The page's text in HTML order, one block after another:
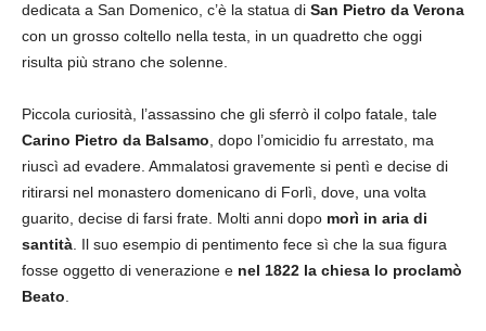
dedicata a San Domenico, c’è la statua di San Pietro da Verona
con un grosso coltello nella testa, in un quadretto che oggi
risulta più strano che solenne.
Piccola curiosità, l’assassino che gli sferrò il colpo fatale, tale
Carino Pietro da Balsamo , dopo l’omicidio fu arrestato, ma
riuscì ad evadere. Ammalatosi gravemente si pentì e decise di
ritirarsi nel monastero domenicano di Forlì, dove, una volta
guarito, decise di farsi frate. Molti anni dopo morì in aria di
santità . Il suo esempio di pentimento fece sì che la sua figura
fosse oggetto di venerazione e nel 1822 la chiesa lo proclamò
Beato